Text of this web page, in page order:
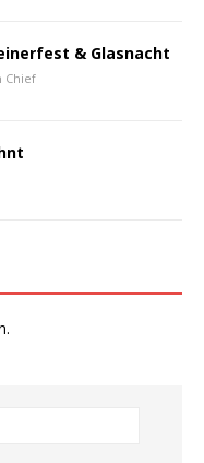
& Glasnacht
Chief